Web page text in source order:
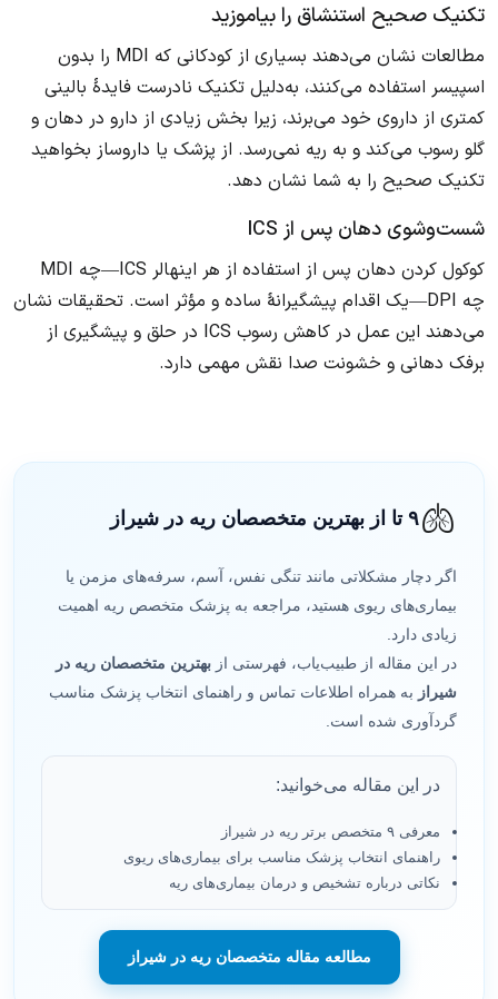
تکنیک صحیح استنشاق را بیاموزید
مطالعات نشان می‌دهند بسیاری از کودکانی که MDI را بدون
اسپیسر استفاده می‌کنند، به‌دلیل تکنیک نادرست فایدهٔ بالینی
کمتری از داروی خود می‌برند، زیرا بخش زیادی از دارو در دهان و
گلو رسوب می‌کند و به ریه نمی‌رسد. از پزشک یا داروساز بخواهید
تکنیک صحیح را به شما نشان دهد.
شست‌وشوی دهان پس از ICS
کوکول کردن دهان پس از استفاده از هر اینهالر ICS—چه MDI
چه DPI—یک اقدام پیشگیرانهٔ ساده و مؤثر است. تحقیقات نشان
می‌دهند این عمل در کاهش رسوب ICS در حلق و پیشگیری از
برفک دهانی و خشونت صدا نقش مهمی دارد.
🫁۹ تا از بهترین متخصصان ریه در شیراز
اگر دچار مشکلاتی مانند تنگی نفس، آسم، سرفه‌های مزمن یا
بیماری‌های ریوی هستید، مراجعه به پزشک متخصص ریه اهمیت
زیادی دارد.
در این مقاله از طبیب‌یاب، فهرستی از بهترین متخصصان ریه در
شیراز به همراه اطلاعات تماس و راهنمای انتخاب پزشک مناسب
گردآوری شده است.
در این مقاله می‌خوانید:
معرفی ۹ متخصص برتر ریه در شیراز
راهنمای انتخاب پزشک مناسب برای بیماری‌های ریوی
نکاتی درباره تشخیص و درمان بیماری‌های ریه
مطالعه مقاله متخصصان ریه در شیراز